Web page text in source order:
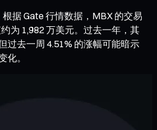
根据 Gate 行情数据，MBX 的交易
为 1,982 万美元。过去一年，其
过去一周 4.51% 的涨幅可能暗示
化。